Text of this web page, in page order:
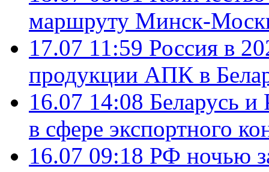
маршруту Минск-
17.07 11:59 Россия в
продукции АПК в
16.07 14:08 Беларусь и
в сфере экспортного
16.07 09:18 РФ ночью